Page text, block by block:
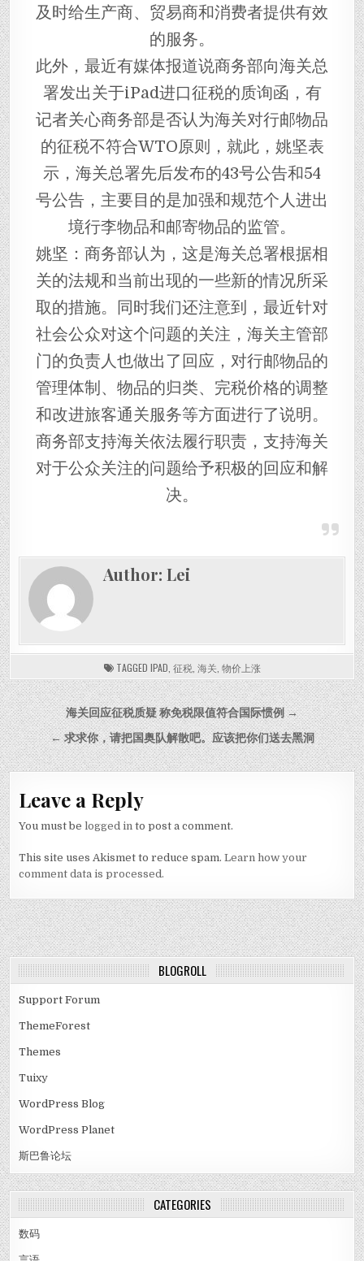
及时给生产商、贸易商和消费者提供有效
的服务。
此外，最近有媒体报道说商务部向海关总
署发出关于iPad进口征税的质询函，有
记者关心商务部是否认为海关对行邮物品
的征税不符合WTO原则，就此，姚坚表
示，海关总署先后发布的43号公告和54
号公告，主要目的是加强和规范个人进出
境行李物品和邮寄物品的监管。
姚坚：商务部认为，这是海关总署根据相
关的法规和当前出现的一些新的情况所采
取的措施。同时我们还注意到，最近针对
社会公众对这个问题的关注，海关主管部
门的负责人也做出了回应，对行邮物品的
管理体制、物品的归类、完税价格的调整
和改进旅客通关服务等方面进行了说明。
商务部支持海关依法履行职责，支持海关
对于公众关注的问题给予积极的回应和解
决。
Author:Lei
TAGGED IPAD 征税 海关 物价上涨
Post navigation
海关回应征税质疑 称免税限值符合国际惯例 →
← 求求你，请把国奥队解散吧。应该把你们送去黑洞
Leave a Reply
You must belogged in to post a comment.
This site uses Akismet to reduce spam.Learn how your
comment data is processed.
BLOGROLL
Support Forum
ThemeForest
Themes
Tuixy
WordPress Blog
WordPress Planet
斯巴鲁论坛
CATEGORIES
数码